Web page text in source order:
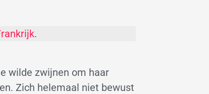
.
wilde zwijnen om haar
Zich helemaal niet bewust